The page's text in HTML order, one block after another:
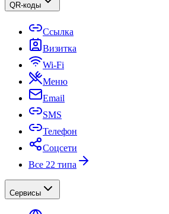
QR-коды
Ссылка
Визитка
Wi-Fi
Меню
Email
SMS
Телефон
Соцсети
Все 22 типа
Сервисы